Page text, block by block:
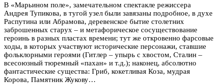
В «Марьином поле», замечательном спектакле режиссера
Андрея Тупикова, в тугой узел были завязаны подробное, в духе
Распутина или Абрамова, деревенское бытие столетних
заброшенных старух – и метафорическое сосуществование
героинь в разных пластах времени; тут же откровенно фарсовые
ходы, в которых участвуют исторические персонажи, ставшие
фольклорными героями (Гитлер – упырь с хвостом, Сталин –
всесоюзный тюремный «пахан» и т.д.); наконец, абсолютно
фантастические существа: Гриб, кокетливая Коза, мудрая
Корова, Памятник Жукову…